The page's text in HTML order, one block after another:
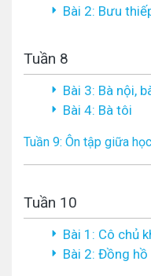
Bài 2: Bưu
Tuần 8
Bài 3: Bà nội,
Bài 4: Bà tôi
Tuần 9: Ôn tập giữa
Tuần 10
Bài 1: Cô chủ
Bài 2: Đồng